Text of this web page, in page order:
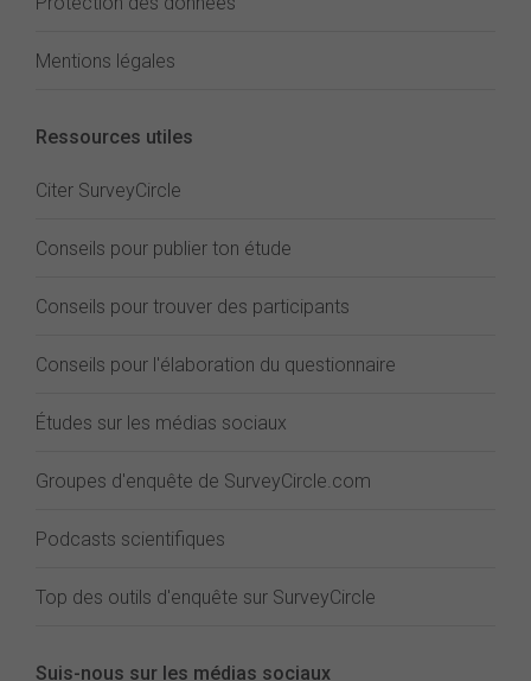
Mentions légales
Ressources utiles
Citer SurveyCircle
Conseils pour publier ton étude
Conseils pour trouver des participants
Conseils pour l'élaboration du questionnaire
Études sur les médias sociaux
Groupes d'enquête de SurveyCircle.com
Podcasts scientifiques
Top des outils d'enquête sur SurveyCircle
Suis-nous sur les médias sociaux